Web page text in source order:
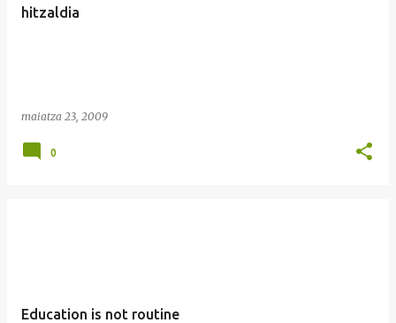
hitzaldia
maiatza 23, 2009
0
Education is not routine